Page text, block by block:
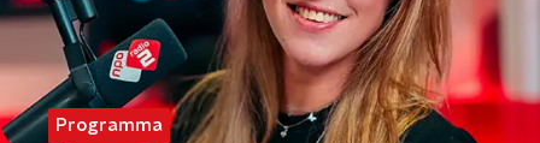
Programma